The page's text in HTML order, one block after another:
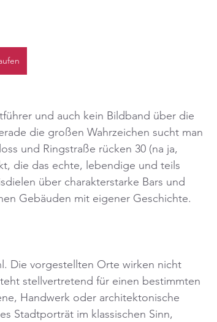
und auch kein Bildband über die
die großen Wahrzeichen sucht man
und Ringstraße rücken 30 (na ja,
die das echte, lebendige und teils
über charakterstarke Bars und
Gebäuden mit eigener Geschichte.
Die vorgestellten Orte wirken nicht
stellvertretend für einen bestimmten
Handwerk oder architektonische
Stadtporträt im klassischen Sinn,